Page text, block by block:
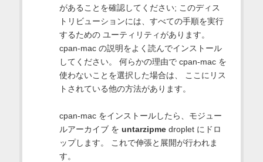
があることを確認してください; このディス
トリビューションには、すべての手順を実行
するための ユーティリティがあります。
cpan-mac の説明をよく読んでインストール
してください。 何らかの理由で cpan-mac を
使わないことを選択した場合は、 ここにリス
トされている他の方法があります。
cpan-mac をインストールしたら、モジュー
ルアーカイブ を untarzipmedroplet にドロ
ップします。 これで伸張と展開が行われま
す。